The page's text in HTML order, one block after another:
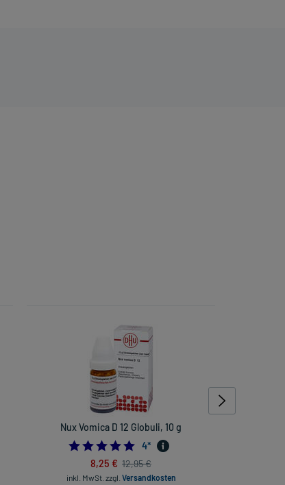
Nux Vomica D 12 Globuli, 10 g
4.75
4*
8,25 € 12,95 €
inkl. MwSt. zzgl. Versandkosten